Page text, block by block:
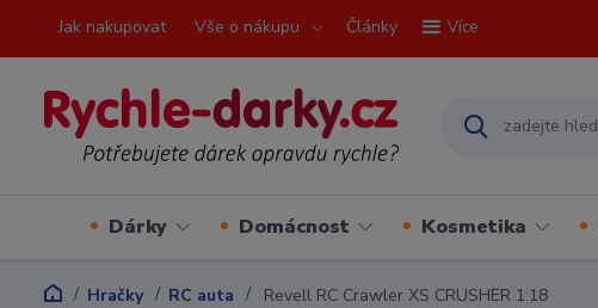
Jak nakupovat Vše o nákupu Články Více
Dárky Domácnost Kosmetika
Hračky RC auta Revell RC Crawler XS CRUSHER 1:18